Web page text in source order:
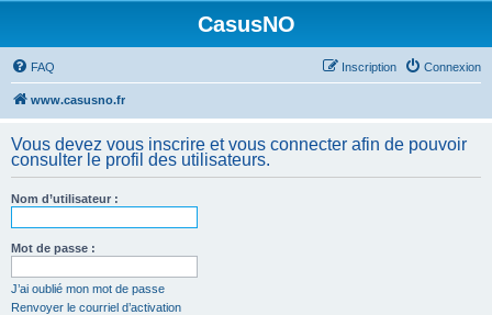
CasusNO
FAQ Connexion
Inscription
www.casusno.fr
Vous devez vous inscrire et vous connecter afin de pouvoir
consulter le profil des utilisateurs.
Nom d’utilisateur :
Mot de passe :
J’ai oublié mon mot de passe
Renvoyer le courriel d’activation